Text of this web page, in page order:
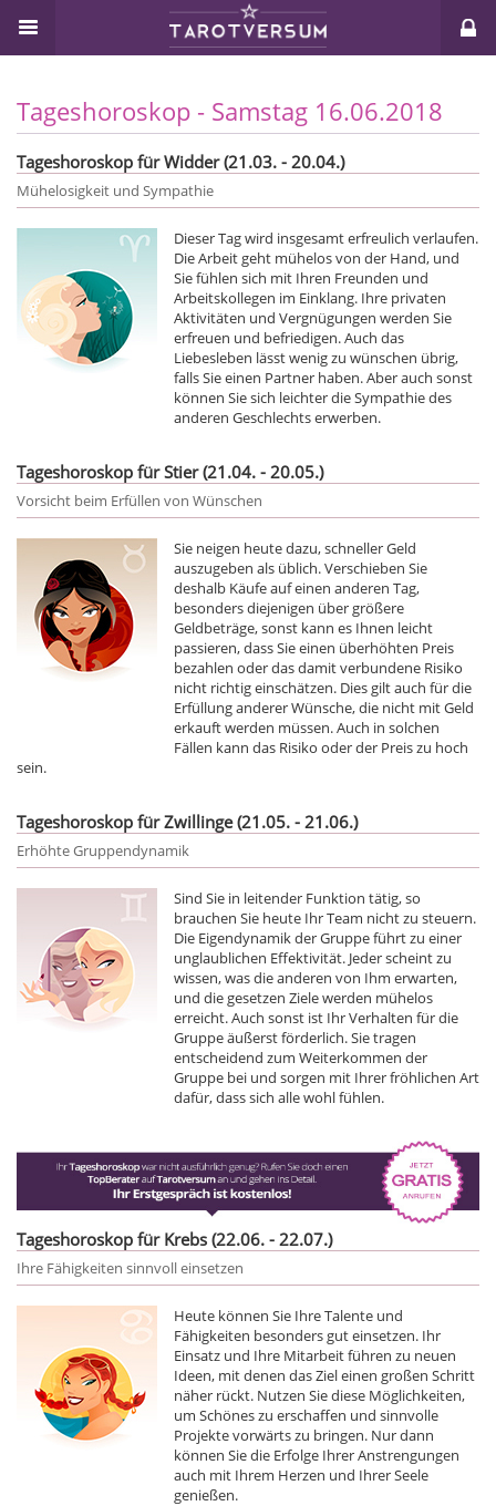
Tageshoroskop - Samstag 16.06.2018
Tageshoroskop für Widder (21.03. - 20.04.)
Mühelosigkeit und Sympathie
Dieser Tag wird insgesamt erfreulich verlaufen.
Die Arbeit geht mühelos von der Hand, und
Sie fühlen sich mit Ihren Freunden und
Arbeitskollegen im Einklang. Ihre privaten
Aktivitäten und Vergnügungen werden Sie
erfreuen und befriedigen. Auch das
Liebesleben lässt wenig zu wünschen übrig,
falls Sie einen Partner haben. Aber auch sonst
können Sie sich leichter die Sympathie des
anderen Geschlechts erwerben.
Tageshoroskop für Stier (21.04. - 20.05.)
Vorsicht beim Erfüllen von Wünschen
Sie neigen heute dazu, schneller Geld
auszugeben als üblich. Verschieben Sie
deshalb Käufe auf einen anderen Tag,
besonders diejenigen über größere
Geldbeträge, sonst kann es Ihnen leicht
passieren, dass Sie einen überhöhten Preis
bezahlen oder das damit verbundene Risiko
nicht richtig einschätzen. Dies gilt auch für die
Erfüllung anderer Wünsche, die nicht mit Geld
erkauft werden müssen. Auch in solchen
Fällen kann das Risiko oder der Preis zu hoch
sein.
Tageshoroskop für Zwillinge (21.05. - 21.06.)
Erhöhte Gruppendynamik
Sind Sie in leitender Funktion tätig, so
brauchen Sie heute Ihr Team nicht zu steuern.
Die Eigendynamik der Gruppe führt zu einer
unglaublichen Effektivität. Jeder scheint zu
wissen, was die anderen von Ihm erwarten,
und die gesetzen Ziele werden mühelos
erreicht. Auch sonst ist Ihr Verhalten für die
Gruppe äußerst förderlich. Sie tragen
entscheidend zum Weiterkommen der
Gruppe bei und sorgen mit Ihrer fröhlichen Art
dafür, dass sich alle wohl fühlen.
Tageshoroskop für Krebs (22.06. - 22.07.)
Ihre Fähigkeiten sinnvoll einsetzen
Heute können Sie Ihre Talente und
Fähigkeiten besonders gut einsetzen. Ihr
Einsatz und Ihre Mitarbeit führen zu neuen
Ideen, mit denen das Ziel einen großen Schritt
näher rückt. Nutzen Sie diese Möglichkeiten,
um Schönes zu erschaffen und sinnvolle
Projekte vorwärts zu bringen. Nur dann
können Sie die Erfolge Ihrer Anstrengungen
auch mit Ihrem Herzen und Ihrer Seele
genießen.